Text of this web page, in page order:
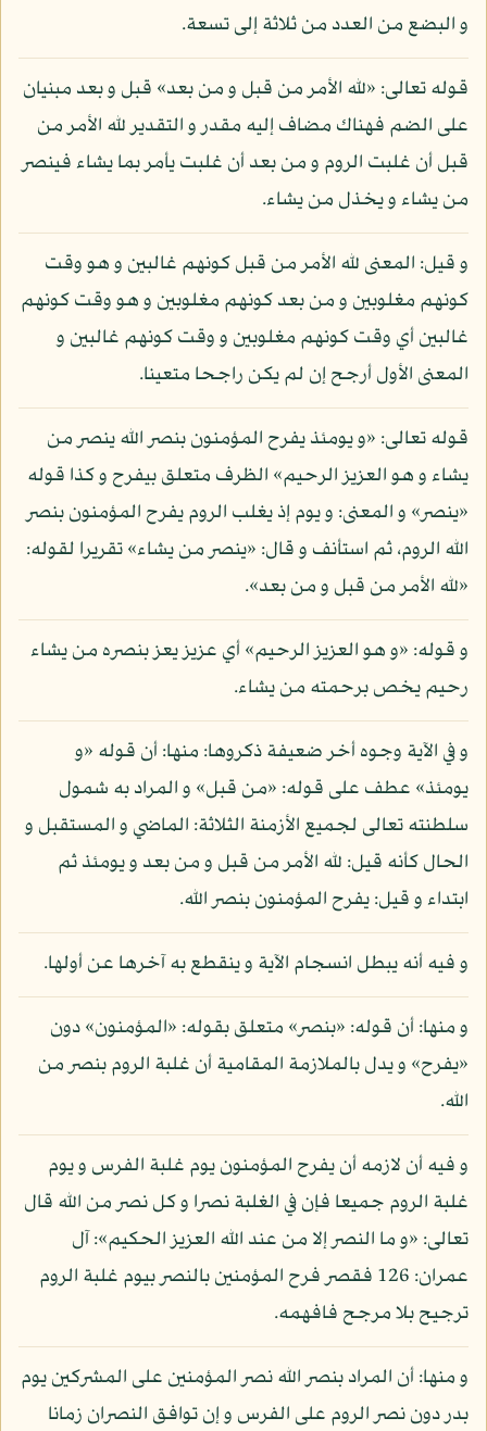
و البضع من العدد من ثلاثة إلى تسعة.
قوله تعالى: «لله الأمر من قبل و من بعد» قبل و بعد مبنيان
على الضم فهناك مضاف إليه مقدر و التقدير لله الأمر من
قبل أن غلبت الروم و من بعد أن غلبت يأمر بما يشاء فينصر
من يشاء و يخذل من يشاء.
و قيل: المعنى لله الأمر من قبل كونهم غالبين و هو وقت
كونهم مغلوبين و من بعد كونهم مغلوبين و هو وقت كونهم
غالبين أي وقت كونهم مغلوبين و وقت كونهم غالبين و
المعنى الأول أرجح إن لم يكن راجحا متعينا.
قوله تعالى: «و يومئذ يفرح المؤمنون بنصر الله ينصر من
يشاء و هو العزيز الرحيم» الظرف متعلق بيفرح و كذا قوله
«ينصر» و المعنى: و يوم إذ يغلب الروم يفرح المؤمنون بنصر
الله الروم، ثم استأنف و قال: «ينصر من يشاء» تقريرا لقوله:
«لله الأمر من قبل و من بعد».
و قوله: «و هو العزيز الرحيم» أي عزيز يعز بنصره من يشاء
رحيم يخص برحمته من يشاء.
و في الآية وجوه أخر ضعيفة ذكروها: منها: أن قوله «و
يومئذ» عطف على قوله: «من قبل» و المراد به شمول
سلطنته تعالى لجميع الأزمنة الثلاثة: الماضي و المستقبل و
الحال كأنه قيل: لله الأمر من قبل و من بعد و يومئذ ثم
ابتداء و قيل: يفرح المؤمنون بنصر الله.
و فيه أنه يبطل انسجام الآية و ينقطع به آخرها عن أولها.
و منها: أن قوله: «بنصر» متعلق بقوله: «المؤمنون» دون
«يفرح» و يدل بالملازمة المقامية أن غلبة الروم بنصر من
الله.
و فيه أن لازمه أن يفرح المؤمنون يوم غلبة الفرس و يوم
غلبة الروم جميعا فإن في الغلبة نصرا و كل نصر من الله قال
تعالى: «و ما النصر إلا من عند الله العزيز الحكيم»: آل
عمران: 126 فقصر فرح المؤمنين بالنصر بيوم غلبة الروم
ترجيح بلا مرجح فافهمه.
و منها: أن المراد بنصر الله نصر المؤمنين على المشركين يوم
بدر دون نصر الروم على الفرس و إن توافق النصران زمانا